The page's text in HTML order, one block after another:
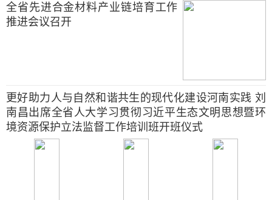
全省先进合金材料产业链培育工作
推进会议召开
更好助力人与自然和谐共生的现代化建设河南实践 刘
南昌出席全省人大学习贯彻习近平生态文明思想暨环
境资源保护立法监督工作培训班开班仪式